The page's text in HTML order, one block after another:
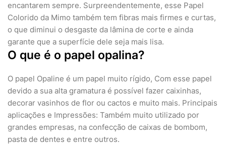
encantarem sempre. Surpreendentemente, esse Papel
Colorido da Mimo também tem fibras mais firmes e curtas,
o que diminui o desgaste da lâmina de corte e ainda
garante que a superfície dele seja mais lisa.
O que é o papel opalina?
O papel Opaline é um papel muito rígido, Com esse papel
devido a sua alta gramatura é possível fazer caixinhas,
decorar vasinhos de flor ou cactos e muito mais. Principais
aplicações e Impressões: Também muito utilizado por
grandes empresas, na confecção de caixas de bombom,
pasta de dentes e entre outros.